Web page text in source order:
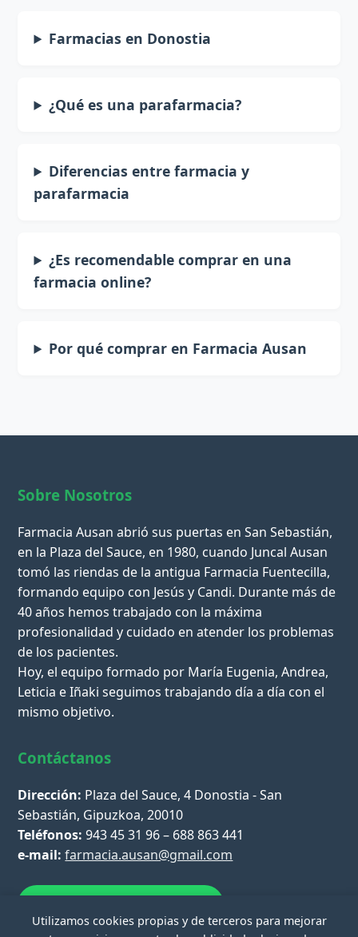
Farmacias en Donostia
¿Qué es una parafarmacia?
Diferencias entre farmacia y
parafarmacia
¿Es recomendable comprar en una
farmacia online?
Por qué comprar en Farmacia Ausan
Sobre Nosotros
Farmacia Ausan abrió sus puertas en San Sebastián,
en la Plaza del Sauce, en 1980, cuando Juncal Ausan
tomó las riendas de la antigua Farmacia Fuentecilla,
formando equipo con Jesús y Candi. Durante más de
40 años hemos trabajado con la máxima
profesionalidad y cuidado en atender los problemas
de los pacientes.
Hoy, el equipo formado por María Eugenia, Andrea,
Leticia e Iñaki seguimos trabajando día a día con el
mismo objetivo.
Contáctanos
Dirección: Plaza del Sauce, 4 Donostia - San
Sebastián, Gipuzkoa, 20010
Teléfonos: 943 45 31 96 – 688 863 441
e-mail: farmacia.ausan@gmail.com
Utilizamos cookies propias y de terceros para mejorar